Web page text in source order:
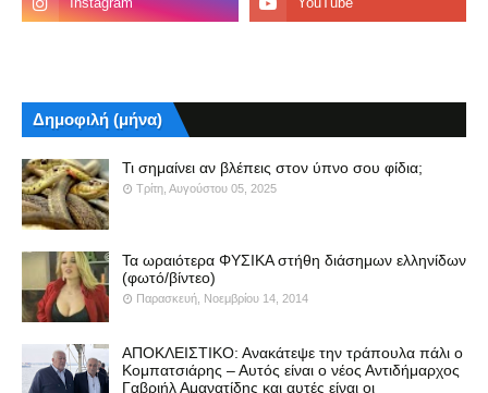
Δημοφιλή (μήνα)
Τι σημαίνει αν βλέπεις στον ύπνο σου φίδια;
Τρίτη, Αυγούστου 05, 2025
Τα ωραιότερα ΦΥΣΙΚΑ στήθη διάσημων ελληνίδων
(φωτό/βίντεο)
Παρασκευή, Νοεμβρίου 14, 2014
ΑΠΟΚΛΕΙΣΤΙΚΟ: Ανακάτεψε την τράπουλα πάλι ο
Κομπατσιάρης – Αυτός είναι ο νέος Αντιδήμαρχος
Γαβριήλ Αμανατίδης και αυτές είναι οι